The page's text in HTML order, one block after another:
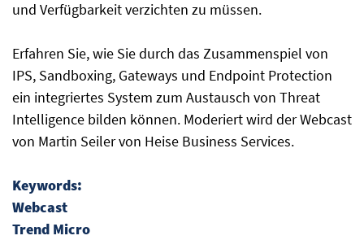
und Verfügbarkeit verzichten zu müssen.
Erfahren Sie, wie Sie durch das Zusammenspiel von
IPS, Sandboxing, Gateways und Endpoint Protection
ein integriertes System zum Austausch von Threat
Intelligence bilden können. Moderiert wird der Webcast
von Martin Seiler von Heise Business Services.
Keywords:
Webcast
Trend Micro